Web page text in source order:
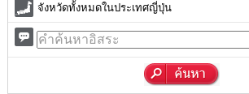
จังหวัดทั้งหมดในประเทศญี่ปุ่น